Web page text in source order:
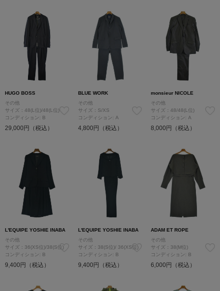
HUGO BOSS
その他
サイズ：48(L位)/48(L位)
コンディション: B
29,000円（税込）
BLUE WORK
その他
サイズ：S/XS
コンディション: A
4,800円（税込）
monsieur NICOLE
その他
サイズ：48/48(L位)
コンディション: A
8,000円（税込）
L'EQUIPE YOSHIE INABA
その他
サイズ：36(XS位)/38(S位)
コンディション: B
9,400円（税込）
L'EQUIPE YOSHIE INABA
その他
サイズ：38(S位)/ 36(XS位)
コンディション: B
9,400円（税込）
ADAM ET ROPE
その他
サイズ：38(M位)
コンディション: B
6,000円（税込）